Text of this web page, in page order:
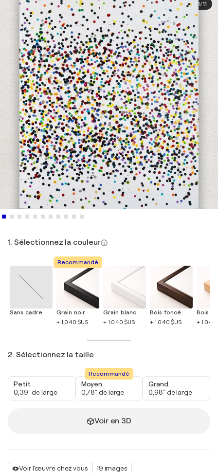
Voir l'œuvre chez vous
19 images
1/11
1. Sélectionnez la couleur
Sans cadre
Recommandé
Grain noir
+ 1 040 $US
Grain blanc
+ 1 040 $US
Bois foncé
+ 1 040 $US
Bois
+ 1 040
2. Sélectionnez la taille
Petit
0,39" de large
Recommandé
Moyen
0,78" de large
Grand
0,98" de large
Voir en 3D